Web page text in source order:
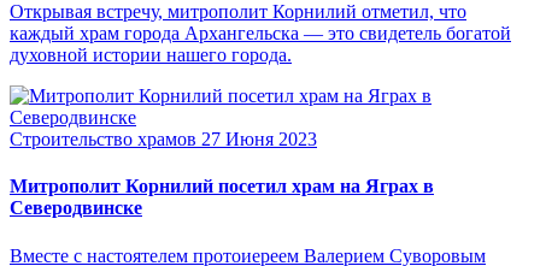
Открывая встречу, митрополит Корнилий отметил, что
каждый храм города Архангельска — это свидетель богатой
духовной истории нашего города.
Строительство храмов 27 Июня 2023
Митрополит Корнилий посетил храм на Яграх в
Северодвинске
Вместе с настоятелем протоиереем Валерием Суворовым